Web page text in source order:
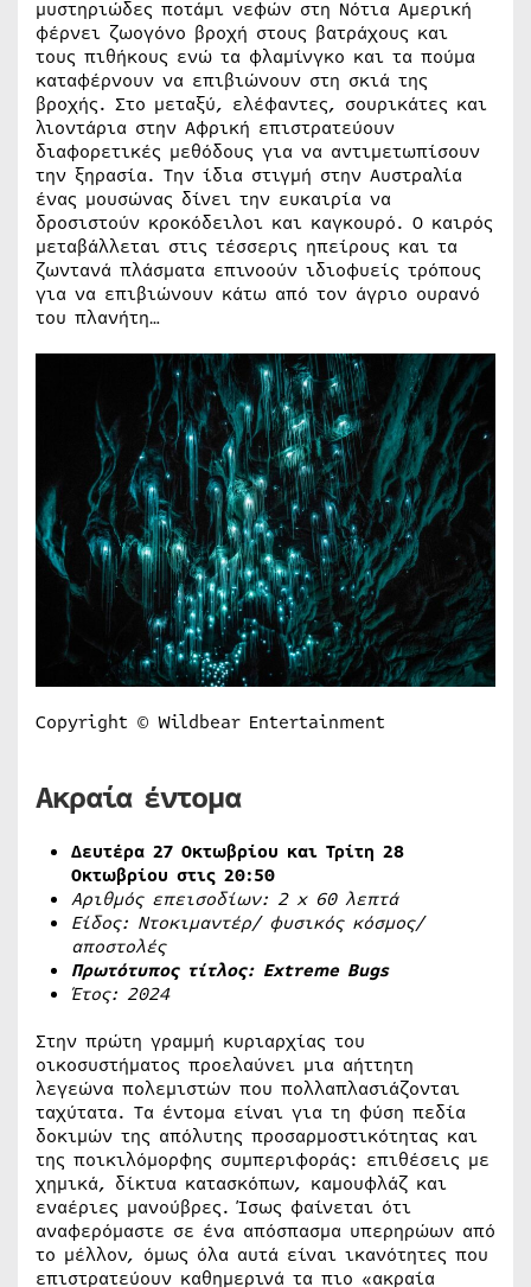
μυστηριώδες ποτάμι νεφών στη Νότια Αμερική
φέρνει ζωογόνο βροχή στους βατράχους και
τους πιθήκους ενώ τα φλαμίνγκο και τα πούμα
καταφέρνουν να επιβιώνουν στη σκιά της
βροχής. Στο μεταξύ, ελέφαντες, σουρικάτες και
λιοντάρια στην Αφρική επιστρατεύουν
διαφορετικές μεθόδους για να αντιμετωπίσουν
την ξηρασία. Την ίδια στιγμή στην Αυστραλία
ένας μουσώνας δίνει την ευκαιρία να
δροσιστούν κροκόδειλοι και καγκουρό. Ο καιρός
μεταβάλλεται στις τέσσερις ηπείρους και τα
ζωντανά πλάσματα επινοούν ιδιοφυείς τρόπους
για να επιβιώνουν κάτω από τον άγριο ουρανό
του πλανήτη…
Copyright © Wildbear Entertainment
Ακραία έντομα
Δευτέρα 27 Οκτωβρίου και Τρίτη 28
Οκτωβρίου στις 20:50
Αριθμός επεισοδίων: 2 x60 λεπτά
Είδος: Ντοκιμαντέρ/ φυσικός κόσμος/
αποστολές
Πρωτότυπος τίτλος: Extreme Bugs
Έτος: 2024
Στην πρώτη γραμμή κυριαρχίας του
οικοσυστήματος προελαύνει μια αήττητη
λεγεώνα πολεμιστών που πολλαπλασιάζονται
ταχύτατα. Τα έντομα είναι για τη φύση πεδία
δοκιμών της απόλυτης προσαρμοστικότητας και
της ποικιλόμορφης συμπεριφοράς: επιθέσεις με
χημικά, δίκτυα κατασκόπων, καμουφλάζ και
εναέριες μανούβρες. Ίσως φαίνεται ότι
αναφερόμαστε σε ένα απόσπασμα υπερηρώων από
το μέλλον, όμως όλα αυτά είναι ικανότητες που
επιστρατεύουν καθημερινά τα πιο «ακραία